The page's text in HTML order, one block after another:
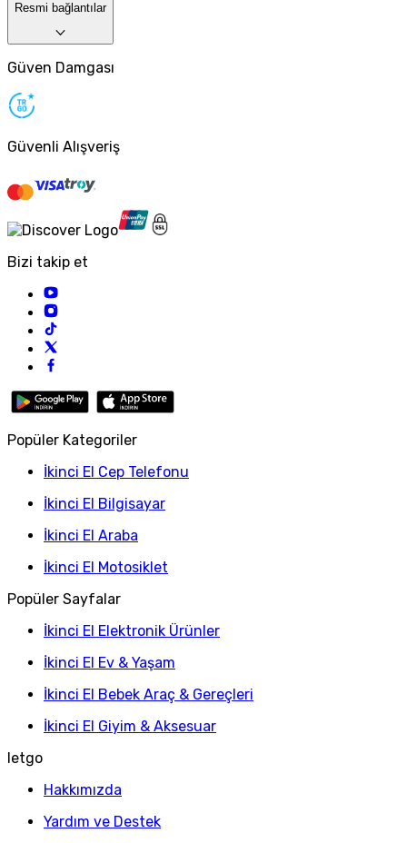
Resmi bağlantılar
Güven Damgası
Güvenli Alışveriş
Bizi takip et
Popüler Kategoriler
İkinci El Cep Telefonu
İkinci El Bilgisayar
İkinci El Araba
İkinci El Motosiklet
Popüler Sayfalar
İkinci El Elektronik Ürünler
İkinci El Ev & Yaşam
İkinci El Bebek Araç & Gereçleri
İkinci El Giyim & Aksesuar
letgo
Hakkımızda
Yardım ve Destek